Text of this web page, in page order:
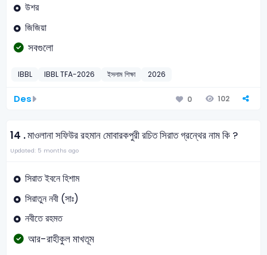
উশর
জিজিয়া
সবগুলো
IBBL IBBL TFA-2026 ইসলাম শিক্ষা 2026
Des 0 102
14 .মাওলানা সফিউর রহমান মোবারকপুরী রচিত সিরাত গ্রন্থের নাম কি ?
Updated: 5 months ago
সিরাত ইবনে হিশাম
সিরাতুন নবী (সাঃ)
নবীতে রহমত
আর-রাহীকুল মাখতূম